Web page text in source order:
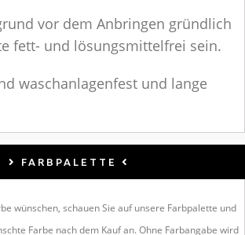
vor dem Anbringen gründlich
fett- und lösungsmittelfrei sein.
waschanlagenfest und lange
FARBPALETTE
wünschen, schauen Sie auf unsere Farbpalette und
Farbe nach dem Kauf an. Ohne Farbangabe wird